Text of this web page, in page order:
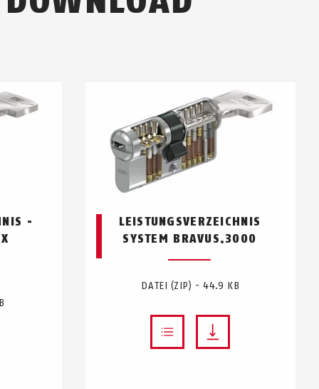
-
LEISTUNGSVERZEICHNIS
SYSTEM BRAVUS.3000
DATEI (ZIP) - 44.9 KB